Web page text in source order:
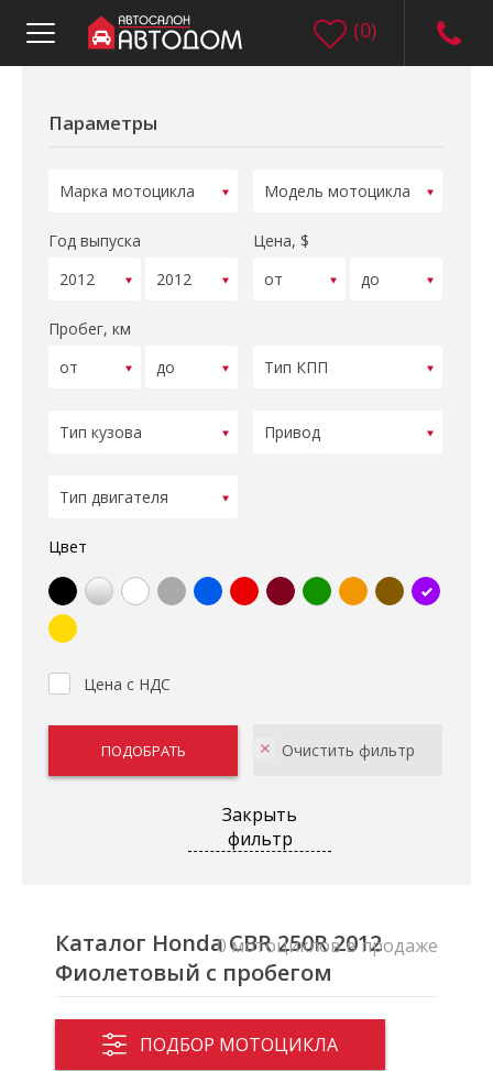
(0)
Параметры
Год выпуска Цена, $
Пробег, км
Цвет
Цена с НДС
Закрыть
фильтр
Каталог Honda CBR 250R 2012
Фиолетовый с пробегом
ПОДБОР МОТОЦИКЛА
0 мотоциклов в продаже